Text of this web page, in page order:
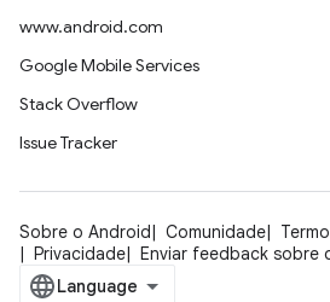
www.android.com
Google Mobile Services
Stack Overflow
Issue Tracker
Sobre o Android Comunidade
Privacidade
Enviar feedback sobre